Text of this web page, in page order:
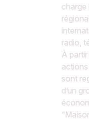
charge
radio,
À
sont
d’un